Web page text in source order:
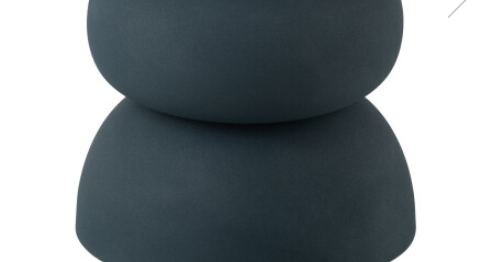
Scaune de bar / insula
Scaune exterior
Mobila hol
Oglinzi hol
Suport Umbrele
Console hol
Decoratiuni interioare